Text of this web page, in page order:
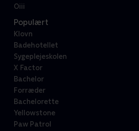
Oiii
Populært
Klovn
Badehotellet
Sygeplejeskolen
X Factor
Bachelor
Forræder
Bachelorette
Yellowstone
Paw Patrol